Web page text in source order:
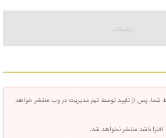
شما، پس از تایید توسط تیم مدیریت در وب منتشر خواهد
باشد منتشر نخواهد شد.